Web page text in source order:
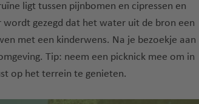
ligt tussen pijnbomen en cipressen en
gezegd dat het water uit de bron een
met een kinderwens. Na je bezoekje aan
Tip: neem een picknick mee om in
op het terrein te genieten.